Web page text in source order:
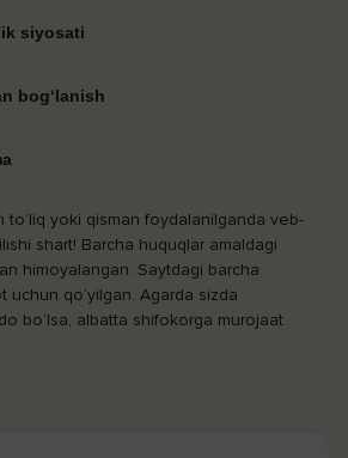
siyosati
bog‘lanish
to‘liq yoki qisman foydalanilganda veb-
shart! Barcha huquqlar amaldagi
himoyalangan. Saytdagi barcha
uchun qo‘yilgan. Agarda sizda
bo‘lsa, albatta shifokorga murojaat